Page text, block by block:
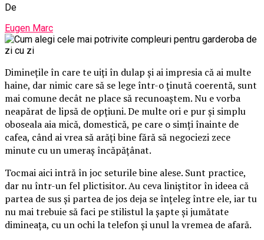
De
Eugen Marc
Diminețile în care te uiți în dulap și ai impresia că ai multe
haine, dar nimic care să se lege într-o ținută coerentă, sunt
mai comune decât ne place să recunoaștem. Nu e vorba
neapărat de lipsă de opțiuni. De multe ori e pur și simplu
oboseala aia mică, domestică, pe care o simți înainte de
cafea, când ai vrea să arăți bine fără să negociezi zece
minute cu un umeraș încăpățânat.
Tocmai aici intră în joc seturile bine alese. Sunt practice,
dar nu într-un fel plictisitor. Au ceva liniștitor în ideea că
partea de sus și partea de jos deja se înțeleg între ele, iar tu
nu mai trebuie să faci pe stilistul la șapte și jumătate
dimineața, cu un ochi la telefon și unul la vremea de afară.